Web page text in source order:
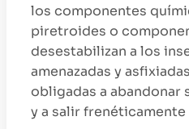
los componentes
piretroides o
desestabilizan a los
amenazadas y
obligadas a abandonar
y a salir